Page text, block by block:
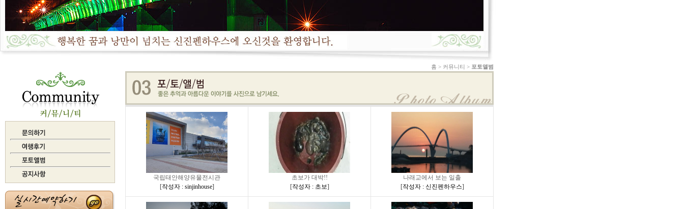
홈 > 커뮤니티 > 포토앨범
국립태안해양유물전시관
[작성자 : sinjinhouse]
초보가 대박!!
[작성자 : 초보]
나래교에서 보는 일출
[작성자 : 신진펜하우스]